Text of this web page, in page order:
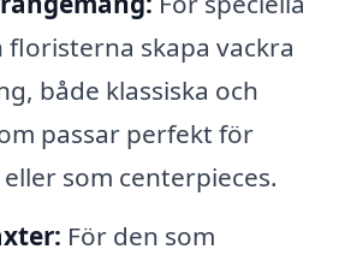
skapa vackra
både klassiska och
passar perfekt för
som centerpieces.
För den som